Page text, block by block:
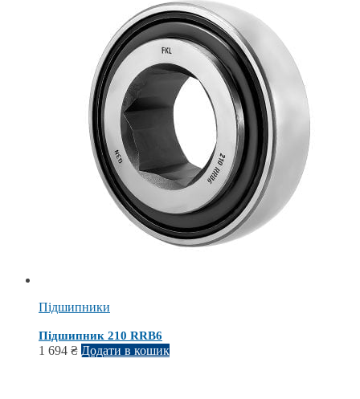
Підшипники
Підшипник 210 RRB6
1 694 ₴ Додати в кошик